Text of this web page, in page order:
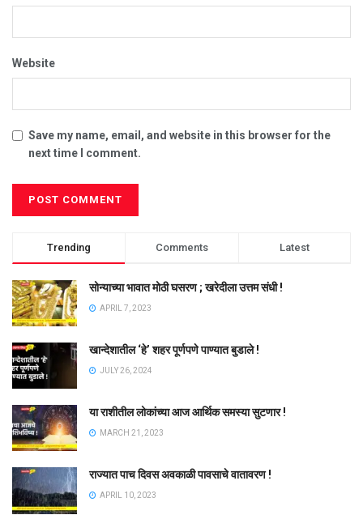
Website
Save my name, email, and website in this browser for the
next time I comment.
Trending Comments Latest
सोन्याच्या भावात मोठी घसरण ; खरेदीला उत्तम संधी !
APRIL 7, 2023
खान्देशातील ‘हे’ शहर पूर्णपणे पाण्यात बुडाले !
JULY 26, 2024
या राशीतील लोकांच्या आज आर्थिक समस्या सुटणार !
MARCH 21, 2023
राज्यात पाच दिवस अवकाळी पावसाचे वातावरण !
APRIL 10, 2023